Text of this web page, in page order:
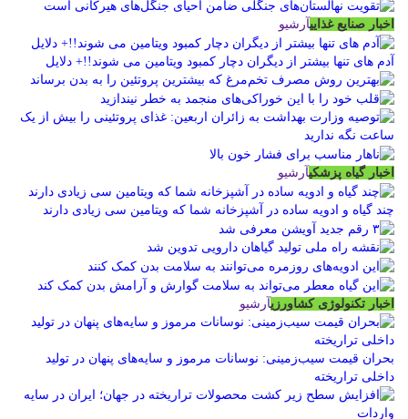
اخبار صنایع غذاییآرشیو
آدم های تنها بیشتر از دیگران دچار کمبود ویتامین می شوند!!+ دلایل
اخبار گیاه پزشکیآرشیو
چند گیاه و ادویه ساده در آشپزخانه شما که ویتامین سی زیادی دارند
اخبار تکنولوژی کشاورزیآرشیو
بحران قیمت سیب‌زمینی: نوسانات مرموز و سایه‌های پنهان در تولید
داخلی تراریخته